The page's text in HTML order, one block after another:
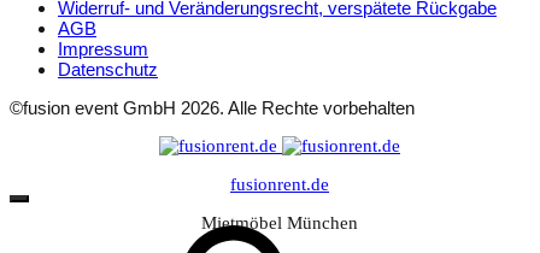
Widerruf- und Veränderungsrecht, verspätete Rückgabe
AGB
Impressum
Datenschutz
©fusion event GmbH 2026. Alle Rechte vorbehalten
fusionrent.de
Mietmöbel München